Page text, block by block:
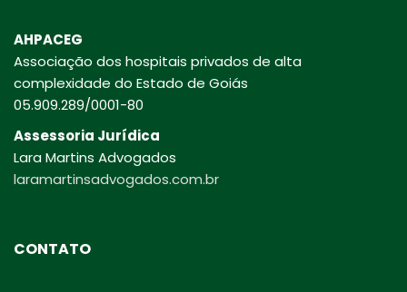
AHPACEG
Associação dos hospitais privados de alta
complexidade do Estado de Goiás
05.909.289/0001-80
Assessoria Jurídica
Lara Martins Advogados
laramartinsadvogados.com.br
CONTATO